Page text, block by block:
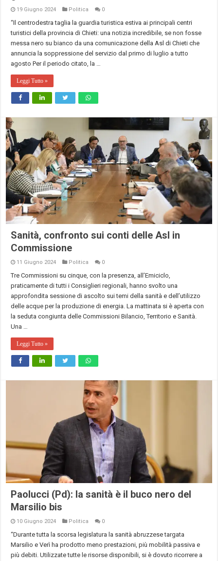
19 Giugno 2024 Politica 0
“Il centrodestra taglia la guardia turistica estiva ai principali centri
turistici della provincia di Chieti: una notizia incredibile, se non fosse
messa nero su bianco da una comunicazione della Asl di Chieti che
annuncia la soppressione del servizio dal primo di luglio a tutto
agosto Per il periodo citato, la …
Leggi Tutto »
Sanità, confronto sui conti delle Asl in
Commissione
11 Giugno 2024 Politica 0
Tre Commissioni su cinque, con la presenza, all’Emiciclo,
praticamente di tutti i Consiglieri regionali, hanno svolto una
approfondita sessione di ascolto sui temi della sanità e dell’utilizzo
delle acque per la produzione di energia. La mattinata si è aperta con
la seduta congiunta delle Commissioni Bilancio, Territorio e Sanità.
Una …
Leggi Tutto »
Paolucci (Pd): la sanità è il buco nero del
Marsilio bis
10 Giugno 2024 Politica 0
“Durante tutta la scorsa legislatura la sanità abruzzese targata
Marsilio e Verì ha prodotto meno prestazioni, più mobilità passiva e
più debiti. Utilizzate tutte le risorse disponibili, si è dovuto ricorrere a